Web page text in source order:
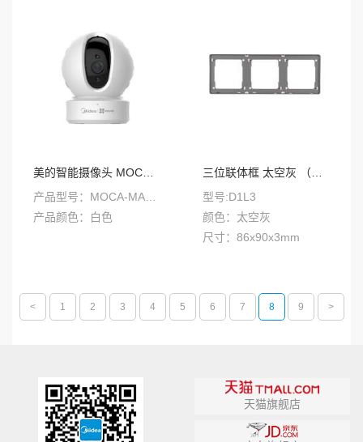
产品颜色：白色
型号:D1L3
颜色：太空灰
尺寸：86x90x3mm
< 1 2 3 4 5 6 7 8 9 >
天猫旗舰店